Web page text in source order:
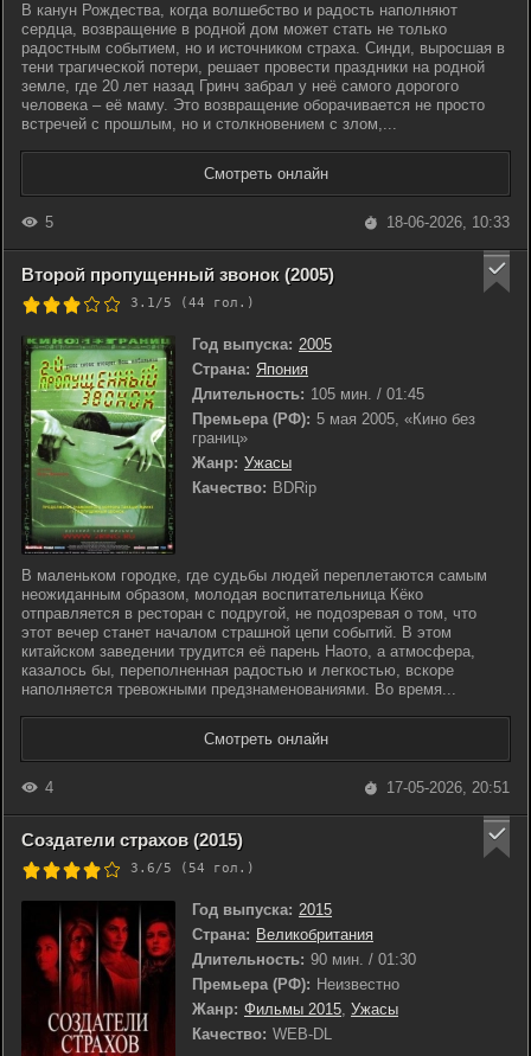
В канун Рождества, когда волшебство и радость наполняют
сердца, возвращение в родной дом может стать не только
радостным событием, но и источником страха. Синди, выросшая в
тени трагической потери, решает провести праздники на родной
земле, где 20 лет назад Гринч забрал у неё самого дорогого
человека – её маму. Это возвращение оборачивается не просто
встречей с прошлым, но и столкновением с злом,...
Смотреть онлайн
5 18-06-2026, 10:33
Второй пропущенный звонок (2005)
3.1/5 (44 гол.)
Год выпуска: 2005
Страна: Япония
Длительность: 105 мин. / 01:45
Премьера (РФ): 5 мая 2005, «Кино без
границ»
Жанр: Ужасы
Качество: BDRip
В маленьком городке, где судьбы людей переплетаются самым
неожиданным образом, молодая воспитательница Кёко
отправляется в ресторан с подругой, не подозревая о том, что
этот вечер станет началом страшной цепи событий. В этом
китайском заведении трудится её парень Наото, а атмосфера,
казалось бы, переполненная радостью и легкостью, вскоре
наполняется тревожными предзнаменованиями. Во время...
Смотреть онлайн
4 17-05-2026, 20:51
Создатели страхов (2015)
3.6/5 (54 гол.)
Год выпуска: 2015
Страна: Великобритания
Длительность: 90 мин. / 01:30
Премьера (РФ): Неизвестно
Жанр: Фильмы 2015, Ужасы
Качество: WEB-DL